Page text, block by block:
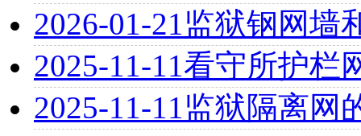
2026-01-21监狱钢网墙
2025-11-11看守所护栏
2025-11-11监狱隔离网